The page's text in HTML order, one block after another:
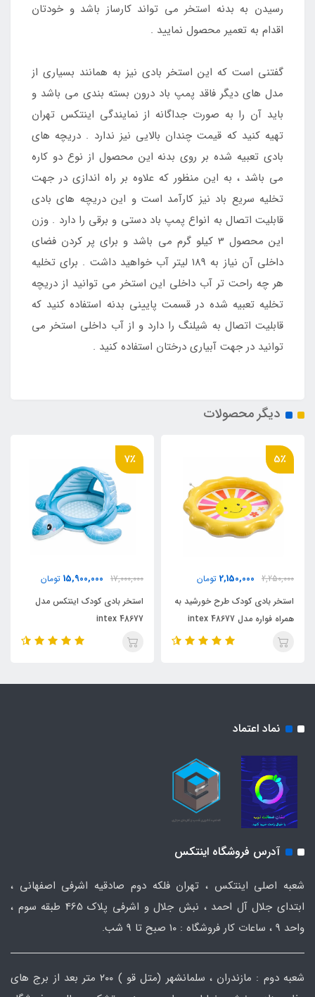
رسیدن به بدنه استخر می تواند کارساز باشد و خودتان
اقدام به تعمیر محصول نمایید .
گفتنی است که این استخر بادی نیز به همانند بسیاری از
مدل های دیگر فاقد پمپ باد درون بسته بندی می باشد و
باید آن را به صورت جداگانه از نمایندگی اینتکس تهران
تهیه کنید که قیمت چندان بالایی نیز ندارد . دریچه های
بادی تعبیه شده بر روی بدنه این محصول از نوع دو کاره
می باشد ، به این منظور که علاوه بر راه اندازی در جهت
تخلیه سریع باد نیز کارآمد است و این دریچه های بادی
قابلیت اتصال به انواع پمپ باد دستی و برقی را دارد . وزن
این محصول 3 کیلو گرم می باشد و برای پر کردن فضای
داخلی آن نیاز به 189 لیتر آب خواهید داشت . برای تخلیه
هر چه راحت تر آب داخلی این استخر می توانید از دریچه
تخلیه تعبیه شده در قسمت پایینی بدنه استفاده کنید که
قابلیت اتصال به شیلنگ را دارد و از آب داخلی استخر می
توانید در جهت آبیاری درختان استفاده کنید .
دیگر محصولات
5٪
2,250,000
2,150,000 تومان
استخر بادی کودک طرح خورشید به
همراه فواره مدل 48677 intex
7٪
17,000,000
15,900,000 تومان
استخر بادی کودک اینتکس مدل
48677 intex
نماد اعتماد
آدرس فروشگاه اینتکس
شعبه اصلی اینتکس ، تهران فلکه دوم صادقیه اشرفی اصفهانی ،
ابتدای جلال آل احمد ، نبش جلال و اشرفی پلاک 465 طبقه سوم ،
واحد ۹ ، ساعات کار فروشگاه : ۱۰ صبح تا ۹ شب.
شعبه دوم : مازندران ، سلمانشهر (متل قو ) ۲۰۰ متر بعد از برج های